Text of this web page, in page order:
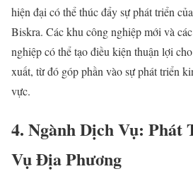
hiện đại có thể thúc đẩy sự phát triển
Biskra. Các khu công nghiệp mới và
nghiệp có thể tạo điều kiện thuận lợi
xuất, từ đó góp phần vào sự phát triển
vực.
4. Ngành Dịch Vụ: Phát
Vụ Địa Phương